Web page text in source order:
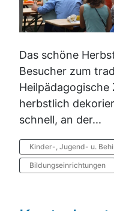
Das schöne
Besucher zum
herbstlich
schnell, an der...
Kinder-, Jugend- u.
Bildungseinrichtungen